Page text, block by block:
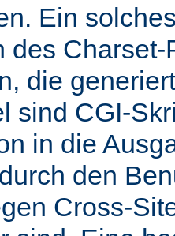
Ein
des
die
sind CGI-
in die
den
Cross-